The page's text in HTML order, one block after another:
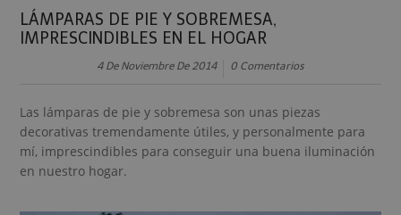
LÁMPARAS DE PIE Y SOBREMESA,
IMPRESCINDIBLES EN EL HOGAR
4 De Noviembre De 2014 0 Comentarios
Las lámparas de pie y sobremesa son unas piezas
decorativas tremendamente útiles, y personalmente para
mí, imprescindibles para conseguir una buena iluminación
en nuestro hogar.